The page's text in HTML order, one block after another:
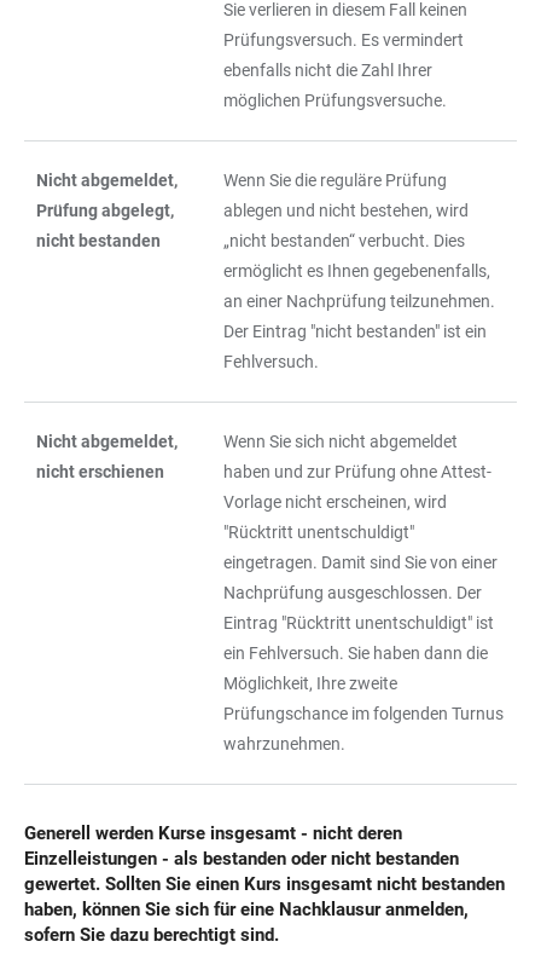
Sie verlieren in diesem Fall keinen
Prüfungsversuch. Es vermindert
ebenfalls nicht die Zahl Ihrer
möglichen Prüfungsversuche.
Nicht abgemeldet,
Prüfung abgelegt,
nicht bestanden
Wenn Sie die reguläre Prüfung
ablegen und nicht bestehen, wird
„nicht bestanden“ verbucht. Dies
ermöglicht es Ihnen gegebenenfalls,
an einer Nachprüfung teilzunehmen.
Der Eintrag "nicht bestanden" ist ein
Fehlversuch.
Nicht abgemeldet,
nicht erschienen
Wenn Sie sich nicht abgemeldet
haben und zur Prüfung ohne Attest-
Vorlage nicht erscheinen, wird
"Rücktritt unentschuldigt"
eingetragen. Damit sind Sie von einer
Nachprüfung ausgeschlossen. Der
Eintrag "Rücktritt unentschuldigt" ist
ein Fehlversuch. Sie haben dann die
Möglichkeit, Ihre zweite
Prüfungschance im folgenden Turnus
wahrzunehmen.
Generell werden Kurse insgesamt - nicht deren
Einzelleistungen - als bestanden oder nicht bestanden
gewertet. Sollten Sie einen Kurs insgesamt nicht bestanden
haben, können Sie sich für eine Nachklausur anmelden,
sofern Sie dazu berechtigt sind.